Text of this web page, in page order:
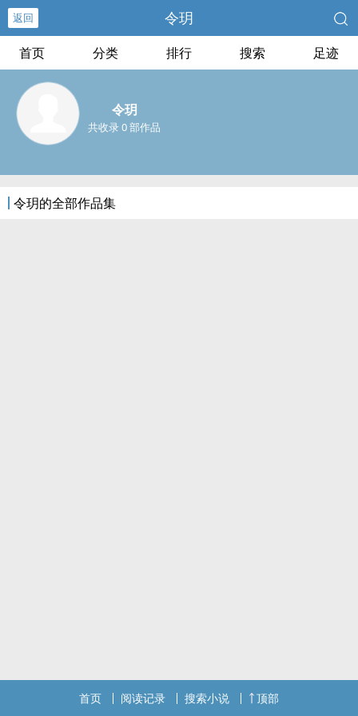
返回 令玥
首页 分类 排行 搜索 足迹
令玥
共收录 0 部作品
令玥的全部作品集
首页 阅读记录 搜索小说 顶部